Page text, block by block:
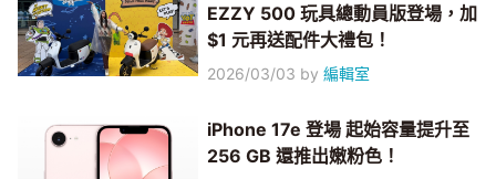
EZZY 500 玩具總動員版登場，加
$1 元再送配件大禮包！
2026/03/03 by編輯室
iPhone 17e 登場 起始容量提升至
256 GB 還推出嫩粉色！